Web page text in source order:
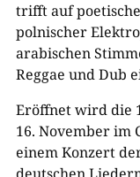
trifft auf
polnischer
arabischen
Reggae und Dub
Eröffnet wird die
16. November im
einem Konzert